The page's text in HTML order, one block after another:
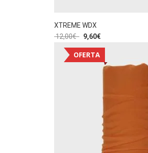
XTREME WDX
12,00€ 9,60€
OFERTA